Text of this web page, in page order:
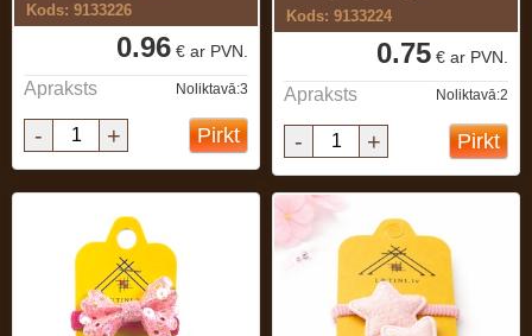
Kods: 9133226
0.96 € ar PVN.
Apraksts Noliktavā:3
- + Pirkt
Kods: 9133224
0.75 € ar PVN.
Apraksts Noliktavā:2
- + Pirkt